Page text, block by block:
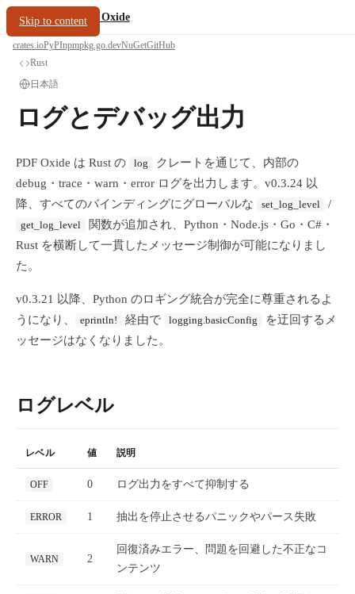
Skip to content
oxide.fyi/PDF Oxide
crates.ioPyPInpmpkg.go.devNuGetGitHub
Rust
日本語
ログとデバッグ出力
PDF Oxide は Rust の log
クレートを通じて、内部の
debug・trace・warn・error ログを出力します。v0.3.24 以
降、すべてのバインディングにグローバルな
set_log_level /
get_log_level
関数が追加され、Python・Node.js・Go・C#・
Rust を横断して一貫したメッセージ制御が可能になりまし
た。
v0.3.21 以降、Python のロギング統合が完全に尊重されるよ
うになり、
eprintln! 経由で logging.basicConfig
を迂回するメ
ッセージはなくなりました。
ログレベル
レベル 値 説明
OFF 0 ログ出力をすべて抑制する
ERROR 1 抽出を停止させるパニックやパース失敗
WARN 2
回復済みエラー、問題を回避した不正なコ
ンテンツ